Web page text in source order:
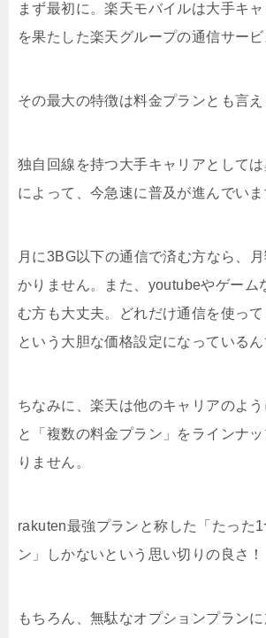
まず最初に。楽天モバイルは大手キ
を果たした楽天グループの通信サービ
その最大の特徴は料金プランとも言え
独自回線を持つ大手キャリアとして
によって、今急速に普及が進んでいま
月に3BG以下の通信で済む方なら、
かりません。また、youtubeやゲーム
む方も大丈夫。どれだけ通信を使っ
という大胆な価格設定になっているん
ちなみに、楽天は他のキャリアのよ
と「複数の料金プラン」をラインナ
りません。
rakuten最強プランと称した「たった
ン」しかないという思い切りの良さ！
もちろん、無駄なオプションプラン